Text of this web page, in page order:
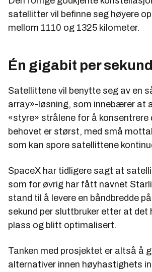
satellitter vil befinne seg høyere
mellom 1110 og 1325 kilometer.
Én gigabit per sekund
Satellittene vil benytte seg av en
array»-løsning, som innebærer at
«styre» strålene for å konsentrere
behovet er størst, med små
som kan spore satellittene
SpaceX har tidligere sagt at
som for øvrig har fått navnet
stand til å levere en båndbredde
sekund per sluttbruker etter at det
plass og blitt optimalisert.
Tanken med prosjektet er altså å
alternativer innen høyhastighets